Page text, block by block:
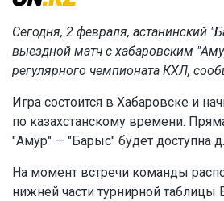
Сегодня, 2 февраля, астанинский
выездной матч с хабаровским
регулярного чемпионата КХЛ,
Игра состоится в Хабаровске и
по казахстанскому времени.
"Амур" — "Барыс" будет доступна
На момент встречи команды
нижней части турнирной таблицы